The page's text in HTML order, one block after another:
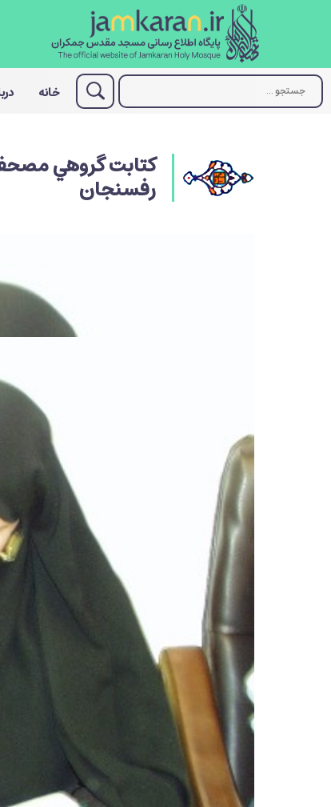
خانه
كتابت گروهي
رفسنجان